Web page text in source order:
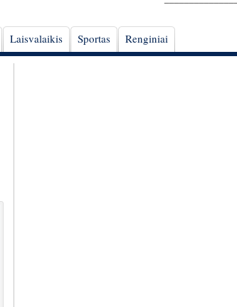
Laisvalaikis Sportas Renginiai